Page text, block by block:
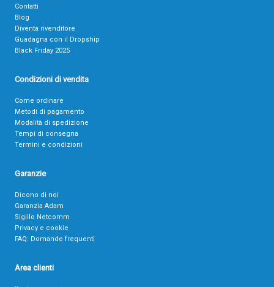
Contatti
Blog
Diventa rivenditore
Guadagna con il Dropship
Black Friday 2025
Condizioni di vendita
Come ordinare
Metodi di pagamento
Modalità di spedizione
Tempi di consegna
Termini e condizioni
Garanzie
Dicono di noi
Garanzia Adam
Sigillo Netcomm
Privacy e cookie
FAQ: Domande frequenti
Area clienti